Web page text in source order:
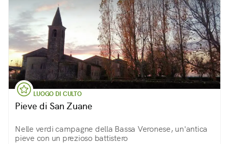
LUOGO DI CULTO
Pieve di San Zuane
Nelle verdi campagne della Bassa Veronese, un'antica
pieve con un prezioso battistero